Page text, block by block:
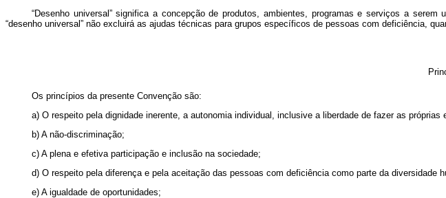
“Desenho universal” significa a concepção de produtos, ambientes, programas e serviços a
“desenho universal” não excluirá as ajudas técnicas para grupos específicos de pessoas com deficiência,
Os princípios da presente Convenção são:
a) O respeito pela dignidade inerente, a autonomia individual, inclusive a liberdade de fazer as
b) A não-discriminação;
c) A plena e efetiva participação e inclusão na sociedade;
d) O respeito pela diferença e pela aceitação das pessoas com deficiência como parte da diversidade
e) A igualdade de oportunidades;